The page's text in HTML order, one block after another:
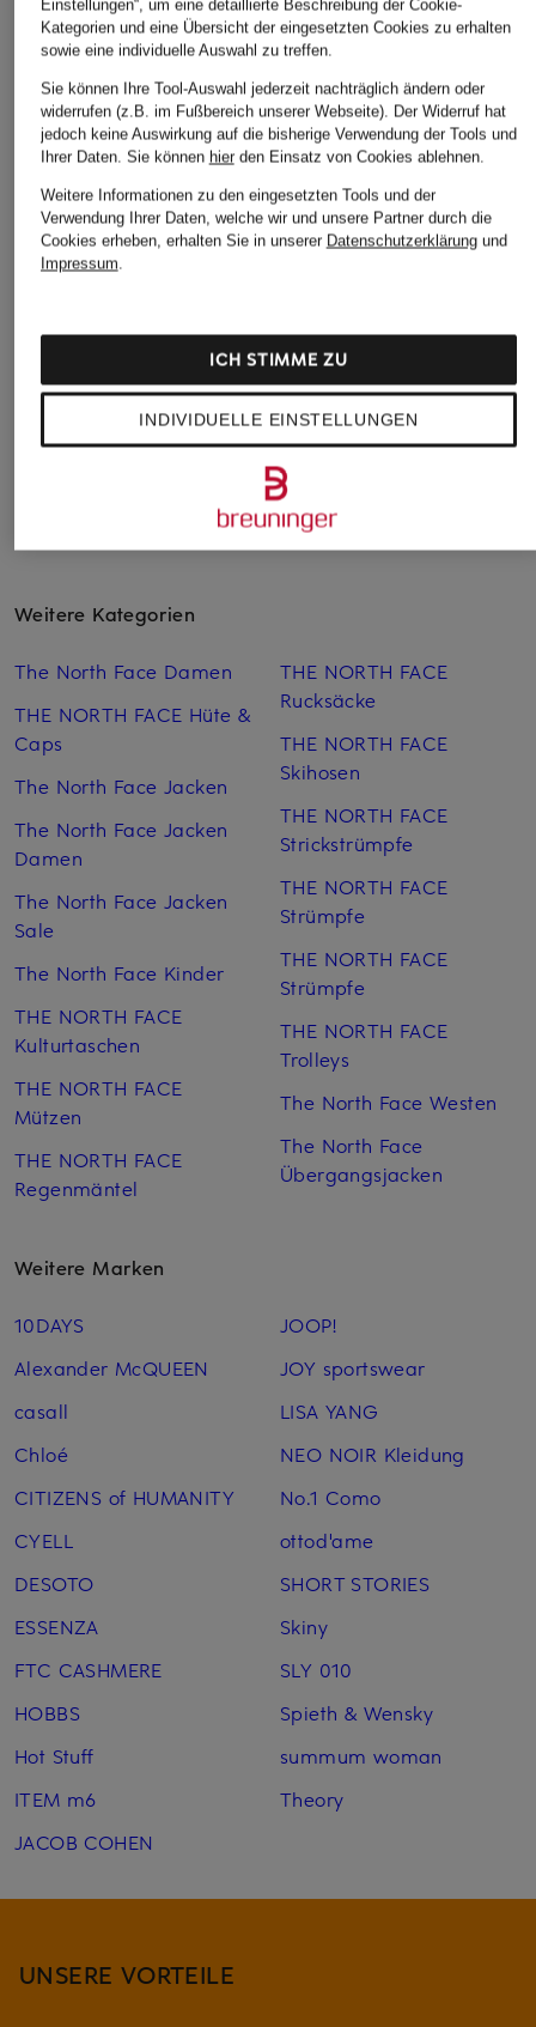
+Aktionsrabatt
C.P. COMPANY
Sweatshirt
TOMMY HILFIGER
Sweatshirt
LACOSTE
Sweat-Troyer
Weitere Kategorien
The North Face Damen
THE NORTH FACE Hüte &
Caps
The North Face Jacken
The North Face Jacken
Damen
The North Face Jacken
Sale
The North Face Kinder
THE NORTH FACE
Kulturtaschen
THE NORTH FACE
Mützen
THE NORTH FACE
Regenmäntel
THE NORTH FACE
Rucksäcke
THE NORTH FACE
Skihosen
THE NORTH FACE
Strickstrümpfe
THE NORTH FACE
Strümpfe
THE NORTH FACE
Strümpfe
THE NORTH FACE
Trolleys
The North Face Westen
The North Face
Übergangsjacken
Weitere Marken
10DAYS
Alexander McQUEEN
casall
Chloé
CITIZENS of HUMANITY
CYELL
DESOTO
ESSENZA
FTC CASHMERE
HOBBS
Hot Stuff
ITEM m6
JACOB COHEN
JOOP!
JOY sportswear
LISA YANG
NEO NOIR Kleidung
No.1 Como
ottod'ame
SHORT STORIES
Skiny
SLY 010
Spieth & Wensky
summum woman
Theory
UNSERE VORTEILE
Einstellungen“, um eine detaillierte Beschreibung der Cookie-
Kategorien und eine Übersicht der eingesetzten Cookies zu erhalten
sowie eine individuelle Auswahl zu treffen.
Sie können Ihre Tool-Auswahl jederzeit nachträglich ändern oder
widerrufen (z.B. im Fußbereich unserer Webseite). Der Widerruf hat
jedoch keine Auswirkung auf die bisherige Verwendung der Tools und
Ihrer Daten. Sie können hierden Einsatz von Cookies ablehnen.
Weitere Informationen zu den eingesetzten Tools und der
Verwendung Ihrer Daten, welche wir und unsere Partner durch die
Cookies erheben, erhalten Sie in unserer Datenschutzerklärungund
Impressum.
INDIVIDUELLE EINSTELLUNGEN
ICH STIMME ZU